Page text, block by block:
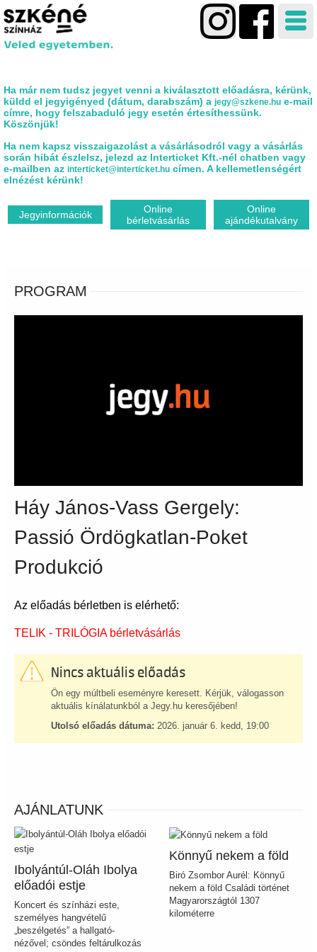
Ha már nem tudsz jegyet venni a kiválasztott előadásra, kérünk,
küldd el jegyigényed (dátum, darabszám) a jegy@szkene.hu e-mail
címre, hogy felszabaduló jegy esetén értesíthessünk.
Köszönjük!
Ha nem kapsz visszaigazolást a vásárlásodról vagy a vásárlás
során hibát észlelsz, jelezd az Interticket Kft.-nél chatben vagy
e-mailben az interticket@interticket.hu címen. A kellemetlenségért
elnézést kérünk!
Jegyinformációk
Online
bérletvásárlás
Online
ajándékutalvány